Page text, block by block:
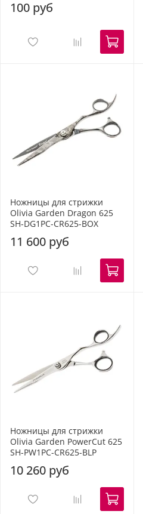
100 руб
Ножницы для стрижки
Olivia Garden Dragon 625
SH-DG1PC-CR625-BOX
11 600 руб
Ножницы для стрижки
Olivia Garden PowerCut 625
SH-PW1PC-CR625-BLP
10 260 руб